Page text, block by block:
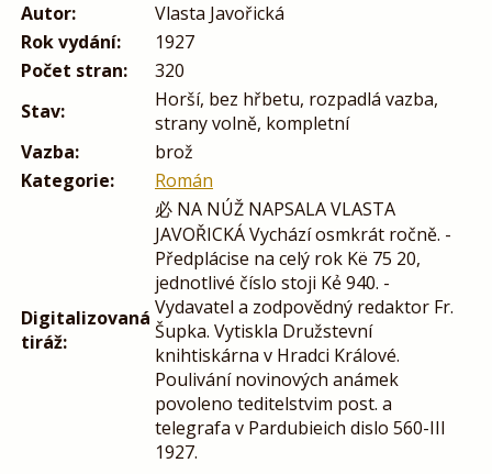
Autor:
Vlasta Javořická
Rok vydání:
1927
Počet stran:
320
Stav:
Horší, bez hřbetu, rozpadlá vazba,
strany volně, kompletní
Vazba:
brož
Kategorie:
Román
Digitalizovaná
tiráž:
必 NA NÚŽ NAPSALA VLASTA
JAVOŘICKÁ Vychází osmkrát ročně. -
Předplácise na celý rok Kë 75 20,
jednotlivé číslo stoji Kẻ 940. -
Vydavatel a zodpovědný redaktor Fr.
Šupka. Vytiskla Družstevní
knihtiskárna v Hradci Králové.
Poulivání novinových anámek
povoleno teditelstvim post. a
telegrafa v Pardubieich dislo 560-III
1927.